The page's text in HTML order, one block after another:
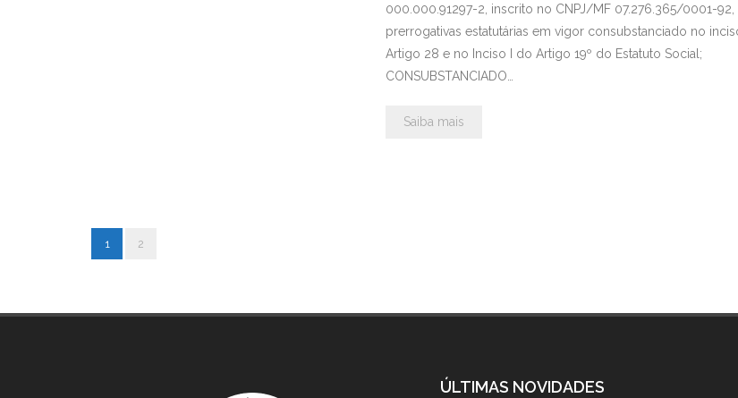
000.000.91297-2, inscrito no CNPJ/MF 07.276.365/0001-92,
prerrogativas estatutárias em vigor consubstanciado no
Artigo 28 e no Inciso I do Artigo 19º do Estatuto Social;
CONSUBSTANCIADO…
Saiba mais
1 2
ÚLTIMAS NOVIDADES